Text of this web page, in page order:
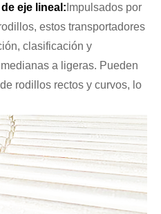
eje lineal: Impulsados ​​por
estos transportadores
clasificación y
a ligeras. Pueden
rodillos rectos y curvos, lo